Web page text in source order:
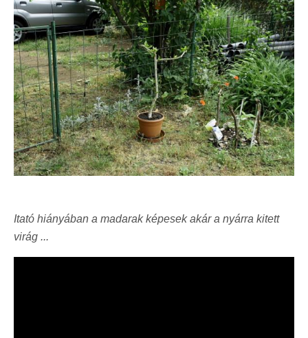
Itató hiányában a madarak képesek akár a nyárra kitett
virág ...